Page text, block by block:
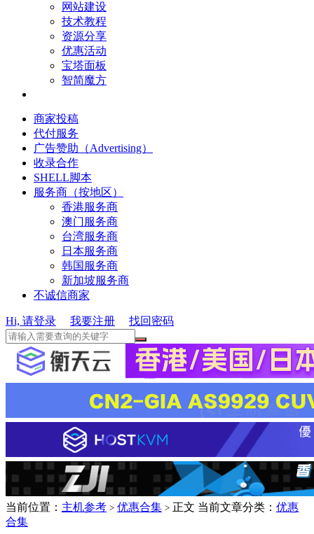
网站建设
技术教程
资源分享
优惠活动
宝塔面板
智简魔方
商家投稿
代付服务
广告赞助（Advertising）
收录合作
SHELL脚本
服务商（按地区）
香港服务商
澳门服务商
台湾服务商
日本服务商
韩国服务商
新加坡服务商
不诚信商家
Hi, 请登录 我要注册 找回密码
当前位置： 主机参考 > 优惠合集 > 正文 当前文章分类： 优惠
合集